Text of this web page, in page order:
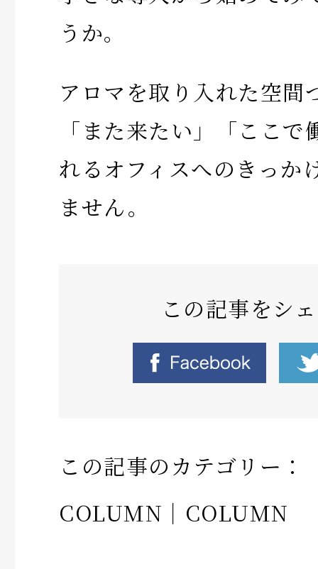
うか。
アロマを取り入れた空間
「また来たい」「ここ
れるオフィスへのきっか
ません。
この記事をシ
この記事のカテゴリー：
COLUMN ｜ COLUMN